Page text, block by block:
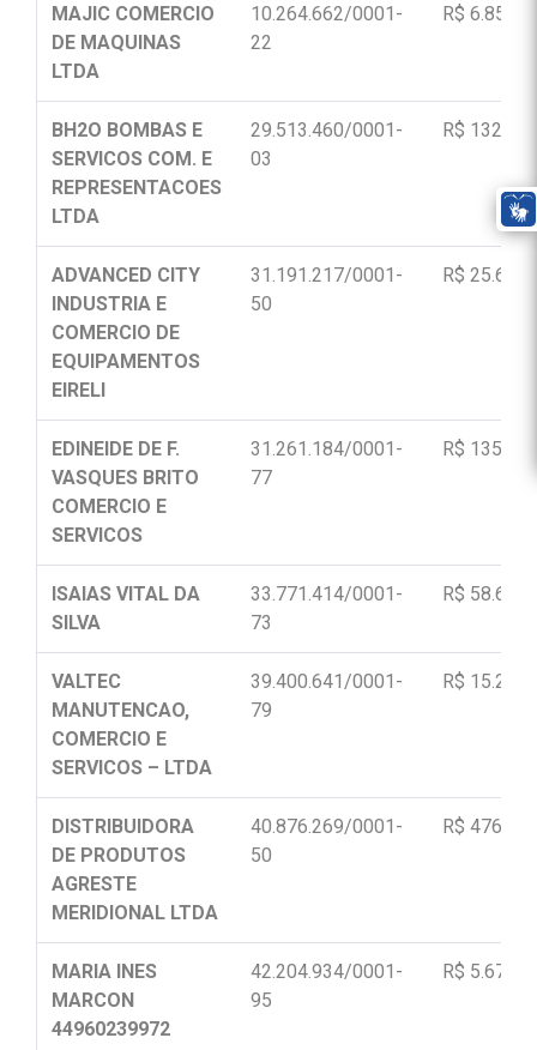
MAJIC COMERCIO
DE MAQUINAS
LTDA
10.264.662/0001-
22
R$
BH2O BOMBAS E
SERVICOS COM. E
REPRESENTACOES
LTDA
29.513.460/0001-
03
R$
ADVANCED CITY
INDUSTRIA E
COMERCIO DE
EQUIPAMENTOS
EIRELI
31.191.217/0001-
50
R$
EDINEIDE DE F.
VASQUES BRITO
COMERCIO E
SERVICOS
31.261.184/0001-
77
R$
ISAIAS VITAL DA
SILVA
33.771.414/0001-
73
R$
VALTEC
MANUTENCAO,
COMERCIO E
SERVICOS – LTDA
39.400.641/0001-
79
R$
DISTRIBUIDORA
DE PRODUTOS
AGRESTE
MERIDIONAL LTDA
40.876.269/0001-
50
R$
MARIA INES
MARCON
44960239972
42.204.934/0001-
95
R$